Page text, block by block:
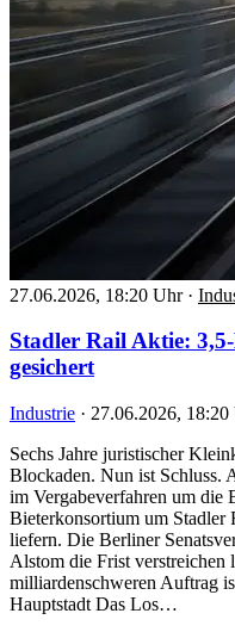
27.06.2026, 18:20 Uhr ·
Stadler Rail Aktie:
gesichert
Industrie · 27.06.2026, 18:20
Sechs Jahre juristischer
Blockaden. Nun ist Schluss.
im Vergabeverfahren um die
Bieterkonsortium um
liefern. Die Berliner
Alstom die Frist verstreichen
milliardenschweren Auftrag
Hauptstadt Das Los…